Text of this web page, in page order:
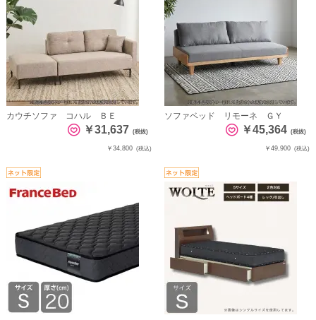
カウチソファ コハル ＢＥ
￥31,637 (税抜)
￥34,800 (税込)
ソファベッド リモーネ ＧＹ
￥45,364 (税抜)
￥49,900 (税込)